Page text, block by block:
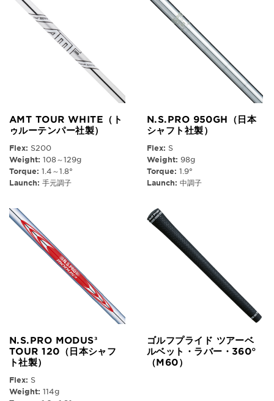
AMT TOUR WHITE（ト
ゥルーテンパー社製）
Flex: S200
Weight: 108～129g
Torque: 1.4～1.8°
Launch: 手元調子
N.S.PRO 950GH（日本
シャフト社製）
Flex: S
Weight: 98g
Torque: 1.9°
Launch: 中調子
N.S.PRO MODUS³
TOUR 120（日本シャフ
ト社製）
Flex: S
Weight: 114g
ゴルフプライド ツアーベ
ルベット・ラバー・360°
（M60）